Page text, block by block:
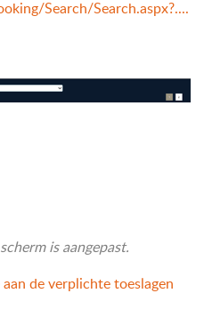
Search/Search.aspx?....
is aangepast.
de verplichte toeslagen